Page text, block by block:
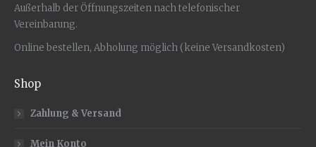
Außerhalb der Öffnungszeiten nach telefonischer
Vereinbarung.
Online bestellen, Abholung möglich (keine Versandkosten)
Shop
Zahlung & Versand
Mein Konto